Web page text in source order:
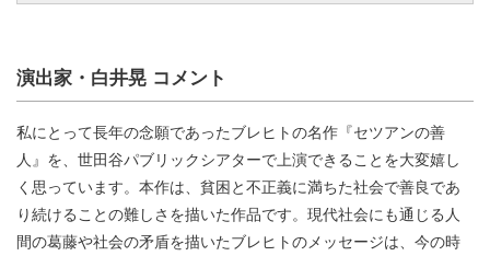
演出家・白井晃 コメント
私にとって長年の念願であったブレヒトの名作『セツアンの善
人』を、世田谷パブリックシアターで上演できることを大変嬉し
く思っています。本作は、貧困と不正義に満ちた社会で善良であ
り続けることの難しさを描いた作品です。現代社会にも通じる人
間の葛藤や社会の矛盾を描いたブレヒトのメッセージは、今の時